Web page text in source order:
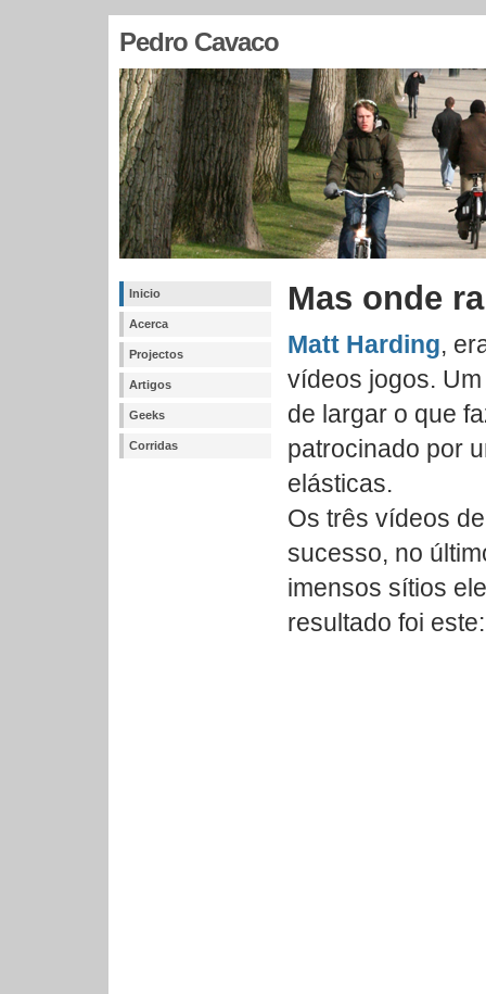
Pedro Cavaco
Inicio
Acerca
Projectos
Artigos
Geeks
Corridas
Mas onde
Matt Harding,
vídeos jogos.
de largar o que
patrocinado por
elásticas.
Os três vídeos
sucesso, no
imensos sítios
resultado foi este: